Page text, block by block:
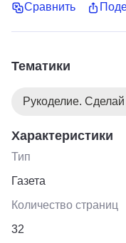
Сравнить
Тематики
Рукоделие.
Характеристики
Тип
Газета
Количество страниц
32